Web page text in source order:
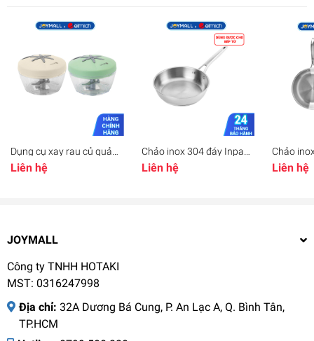
Dụng cụ xay rau củ quả
gia vị Elmich EL8416,
Hàng chính hãng, cối
Liên hệ
Chảo inox 304 đáy Inpac
Elmich EL-2830 EL-2831
EL-2832 EL-2833, Hàng
Liên hệ
Chảo
Elmich
Hàng
Liên hệ
JOYMALL
Công ty TNHH HOTAKI
MST: 0316247998
Địa chỉ: 32A Dương Bá Cung, P. An Lạc A, Q. Bình Tân,
TP.HCM